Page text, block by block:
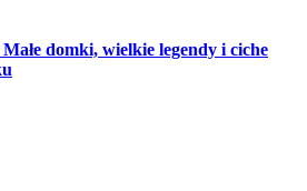
domki, wielkie legendy i ciche